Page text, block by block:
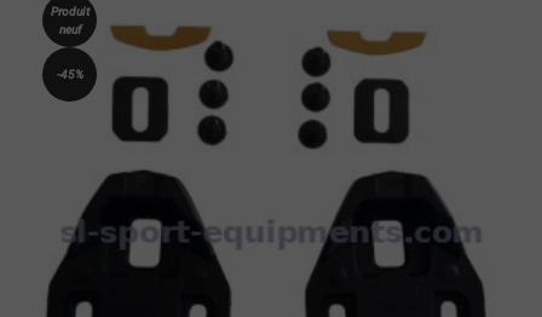
Produit
neuf
-45%